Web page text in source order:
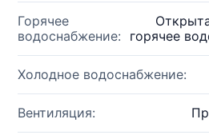
Горячее
водоснабжение:
горячее
Холодное водоснабжение:
Вентиляция: